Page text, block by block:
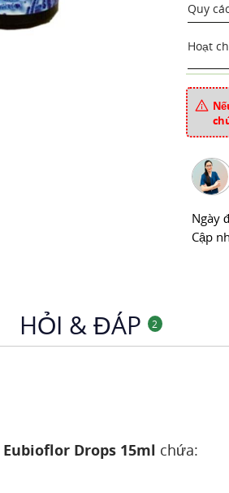
Quy
Hoạt
Tá
Dược
Xuất xứ
Mã
Ngày
Cập
HỎI & ĐÁP 2
Eubioflor Drops 15ml chứa: